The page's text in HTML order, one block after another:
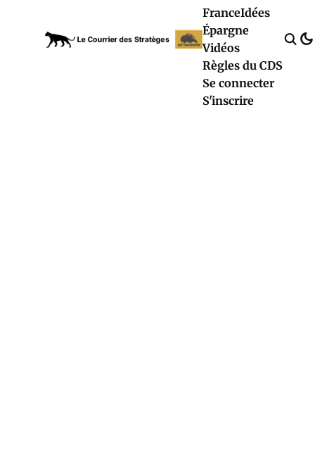
FranceIdées
Épargne
Vidéos
Règles du CDS
Se connecter
S'inscrire